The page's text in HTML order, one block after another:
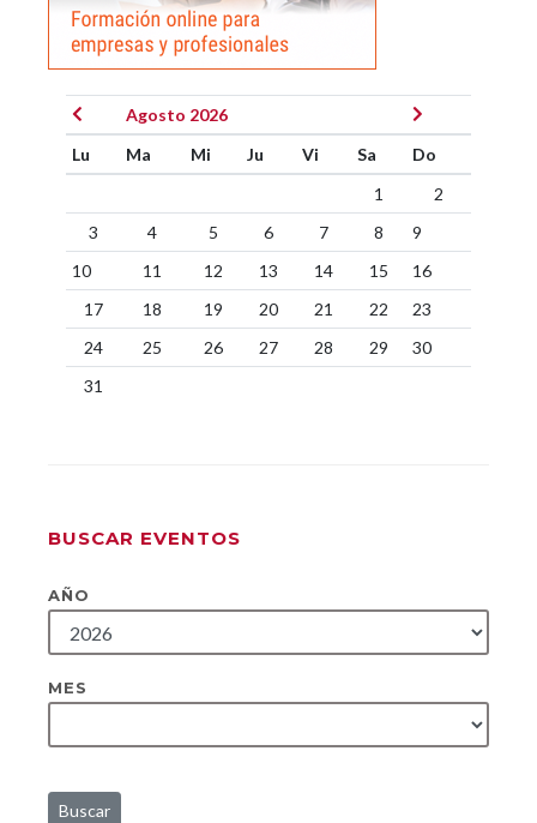
Agosto 2026
Lu
Ma Mi Ju Vi Sa
Do
1
2
3
4 5 6 7 8
9
10
11 12 13 14 15
16
17
18 19 20 21 22
23
24
25 26 27 28 29
30
31
BUSCAR EVENTOS
AÑO
MES
Buscar